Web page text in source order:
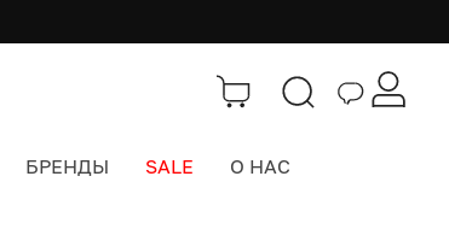
БРЕНДЫ SALE О НАС